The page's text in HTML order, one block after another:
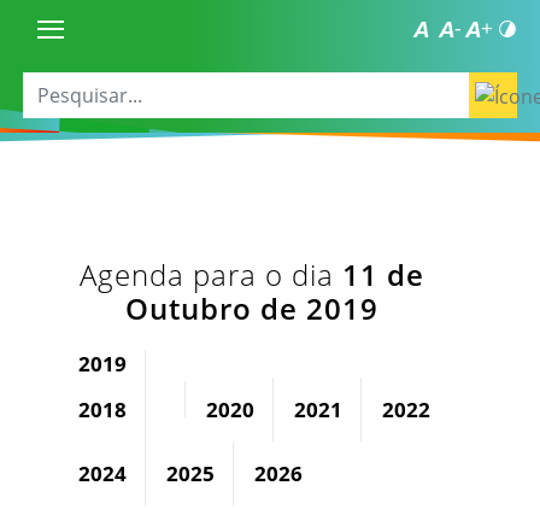
Agenda para o dia 11 de
Outubro de 2019
2019
2018
2020 2021 2022
2024 2025 2026